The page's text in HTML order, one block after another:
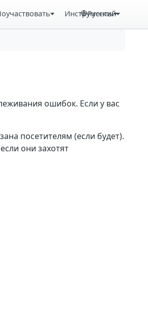
Инструменты
Русский
ошибок. Если у вас
посетителям (если будет).
они захотят